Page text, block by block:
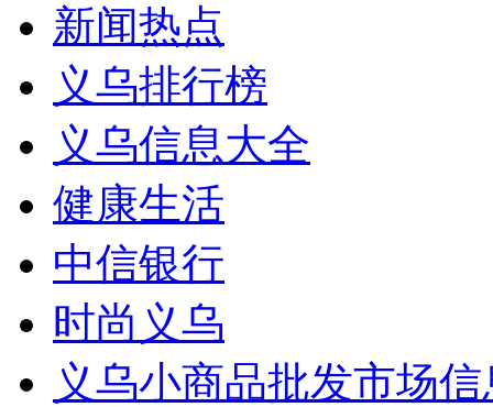
新闻热点
义乌排行榜
义乌信息大全
健康生活
中信银行
时尚义乌
义乌小商品批发市场